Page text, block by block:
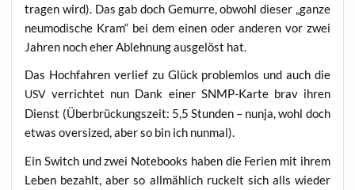
tra­gen wird). Das gab doch Gemur­re, obwohl die­ser „gan­ze
neu­mo­di­sche Kram“ bei dem einen oder ande­ren vor zwei
Jah­ren noch eher Ableh­nung aus­ge­löst hat.
Das Hoch­fah­ren ver­lief zu Glück pro­blem­los und auch die
USV ver­rich­tet nun Dank einer SNMP-Kar­te brav ihren
Dienst (Über­brü­ckungs­zeit: 5,5 Stun­den – nun­ja, wohl doch
etwas over­si­zed, aber so bin ich nunmal).
Ein Switch und zwei Note­books haben die Feri­en mit ihrem
Leben bezahlt, aber so all­mäh­lich ruckelt sich alls wie­der